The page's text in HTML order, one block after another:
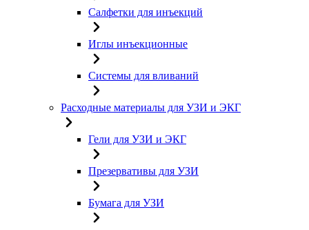
Салфетки для инъекций
Иглы инъекционные
Системы для вливаний
Расходные материалы для УЗИ и ЭКГ
Гели для УЗИ и ЭКГ
Презервативы для УЗИ
Бумага для УЗИ